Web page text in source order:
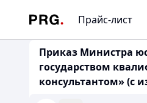
Прайс-лист
Приказ Министра
государством
консультантом» (с